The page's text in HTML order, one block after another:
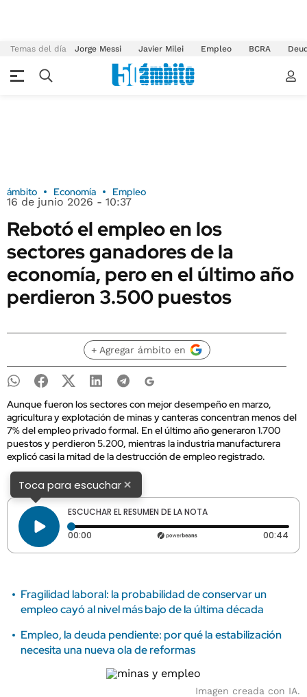
Temas del día Jorge Messi Javier Milei Empleo BCRA
ámbito Economía Empleo
16 de junio 2026 - 10:37
Rebotó el empleo en los
sectores ganadores de la
economía, pero en el último año
perdieron 3.500 puestos
+ Agregar ámbito en
Aunque fueron los sectores con mejor desempeño en marzo,
agricultura y explotación de minas y canteras concentran menos del
7% del empleo privado formal. En el último año generaron 1.700
puestos y perdieron 5.200, mientras la industria manufacturera
explicó casi la mitad de la destrucción de empleo registrado.
Toca para escuchar×
ESCUCHAR EL RESUMEN DE LA NOTA
00:00 Tiempo transcurrido: 0 segundos 00:44
Fragilidad laboral: la probabilidad de conservar un
empleo cayó al nivel más bajo de la última década
Empleo, la deuda pendiente: por qué la estabilización
necesita una nueva ola de reformas
Imagen creada con IA.